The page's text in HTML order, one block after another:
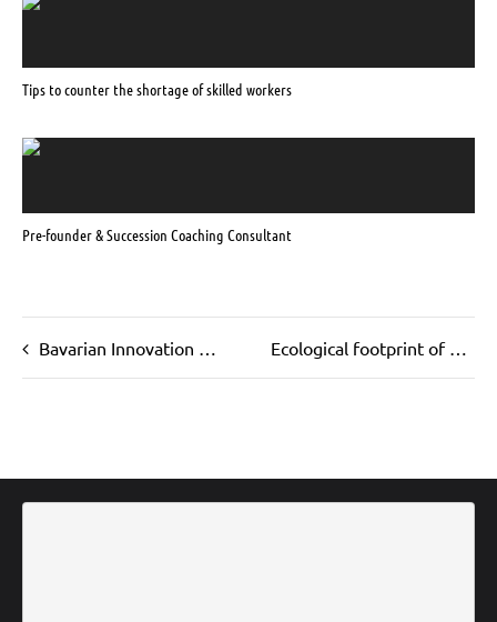
Tips to counter the shortage of skilled workers
Pre-founder & Succession Coaching Consultant
Bavarian Innovation Award 2024